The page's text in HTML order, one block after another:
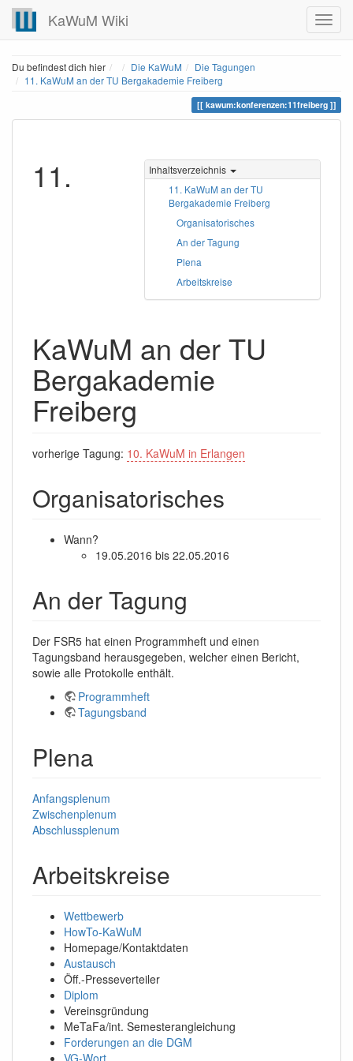
KaWuM Wiki
Du befindest dich hier HomeDie KaWuM
Die Tagungen
11. KaWuM an der TU Bergakademie Freiberg
kawum:konferenzen:11freiberg
Inhaltsverzeichnis
11. KaWuM an der TU
Bergakademie Freiberg
Organisatorisches
An der Tagung
Plena
Arbeitskreise
11.
KaWuM an der TU
Bergakademie
Freiberg
vorherige Tagung: 10. KaWuM in Erlangen
Organisatorisches
Wann?
19.05.2016 bis 22.05.2016
An der Tagung
Der FSR5 hat einen Programmheft und einen
Tagungsband herausgegeben,​ welcher einen Bericht,
sowie alle Protokolle enthält.
Programmheft
Tagungsband
Plena
Anfangsplenum
Zwischenplenum
Abschlussplenum
Arbeitskreise
Wettbewerb
HowTo-KaWuM
Homepage/Kontaktdaten
Austausch
Öff.-Presseverteiler
Diplom
Vereinsgründung
MeTaFa/int. Semesterangleichung
Forderungen an die DGM
VG-Wort